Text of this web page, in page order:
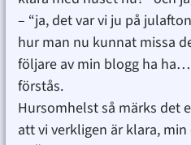
– “ja, det var vi ju på
hur man nu kunnat missa
följare av min blogg ha
förstås.
Hursomhelst så märks det
att vi verkligen är klara,